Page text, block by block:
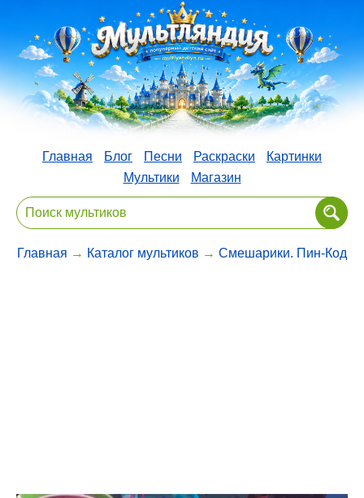
Главная Блог Песни Раскраски
Картинки
Мультики
Магазин
Главная → Каталог мультиков → Смешарики. Пин-Код